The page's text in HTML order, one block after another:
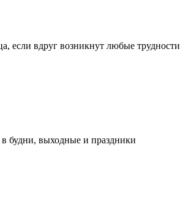
если вдруг возникнут любые трудности
будни, выходные и праздники